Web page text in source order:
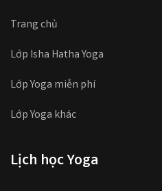
Trang chủ
Lớp Isha Hatha Yoga
Lớp Yoga miễn phí
Lớp Yoga khác
Lịch học Yoga